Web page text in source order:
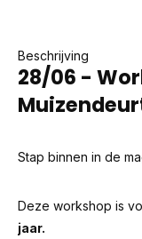
Beschrijving
28/06 -
Stap binnen in de
Deze workshop is
jaar.